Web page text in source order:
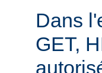
Dans
GET,